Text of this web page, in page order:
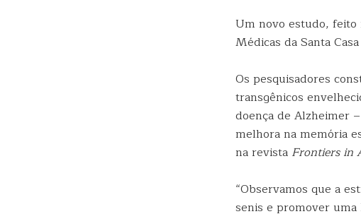
Um novo estudo, feito
Médicas da Santa
Os pesquisadores
transgênicos
doença de Alzheimer
melhora na memória
na revista Frontiers in
“Observamos que a
senis e promover uma